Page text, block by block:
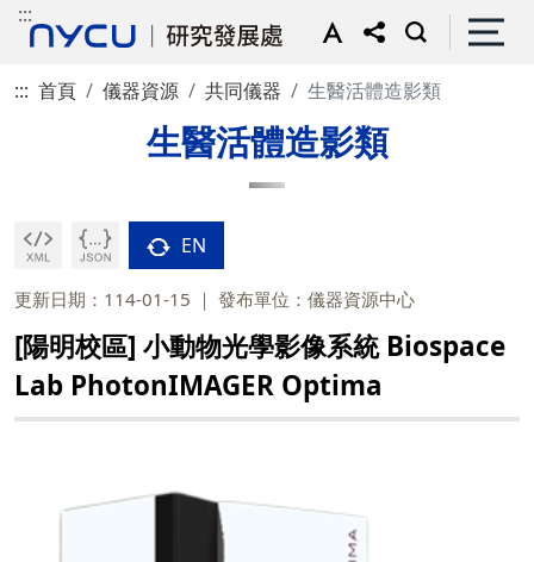
:::
::: 首頁 儀器資源 共同儀器 生醫活體造影類
生醫活體造影類
EN
更新日期：114-01-15 發布單位：儀器資源中心
[陽明校區] 小動物光學影像系統 Biospace
Lab PhotonIMAGER Optima